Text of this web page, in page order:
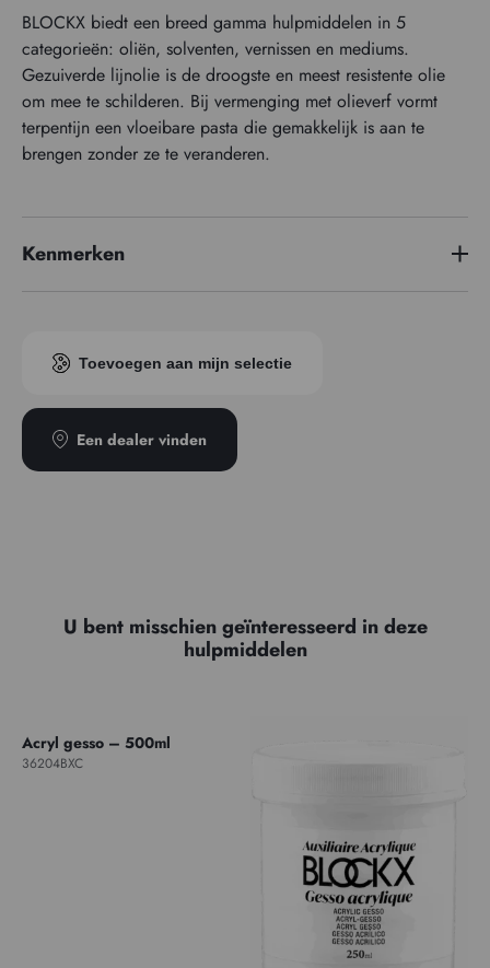
BLOCKX biedt een breed gamma hulpmiddelen in 5
categorieën: oliën, solventen, vernissen en mediums.
Gezuiverde lijnolie is de droogste en meest resistente olie
om mee te schilderen. Bij vermenging met olieverf vormt
terpentijn een vloeibare pasta die gemakkelijk is aan te
brengen zonder ze te veranderen.
Kenmerken
Toevoegen aan mijn selectie
Een dealer vinden
U bent misschien geïnteresseerd in deze
hulpmiddelen
Acryl gesso – 500ml
36204BXC